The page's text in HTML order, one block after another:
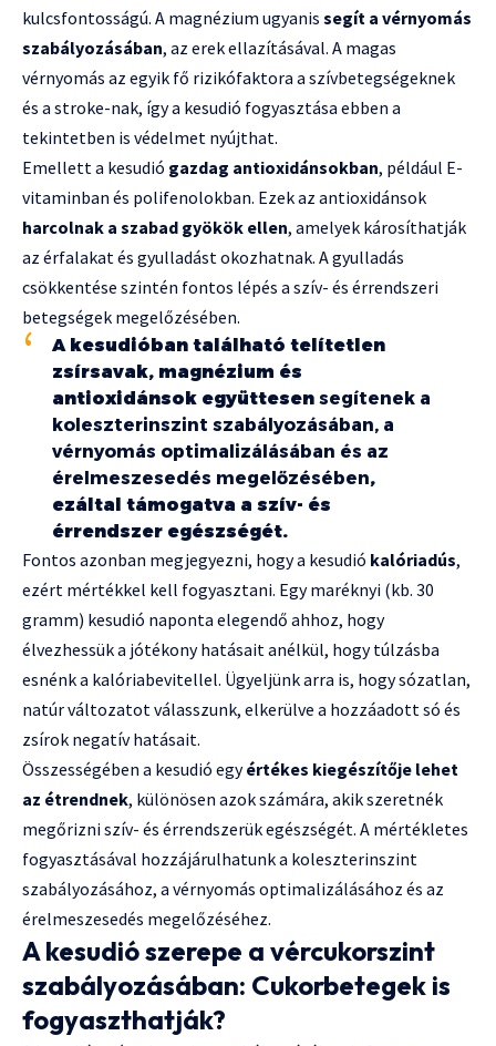
kulcsfontosságú. A magnézium ugyanis segít a vérnyomás
szabályozásában, az erek ellazításával. A magas
vérnyomás az egyik fő rizikófaktora a szívbetegségeknek
és a stroke-nak, így a kesudió fogyasztása ebben a
tekintetben is védelmet nyújthat.
Emellett a kesudió gazdag antioxidánsokban, például E-
vitaminban és polifenolokban. Ezek az antioxidánsok
harcolnak a szabad gyökök ellen, amelyek károsíthatják
az érfalakat és gyulladást okozhatnak. A gyulladás
csökkentése szintén fontos lépés a szív- és érrendszeri
betegségek megelőzésében.
A kesudióban található telítetlen
zsírsavak, magnézium és
antioxidánsok együttesen segítenek a
koleszterinszint szabályozásában, a
vérnyomás optimalizálásában és az
érelmeszesedés megelőzésében,
ezáltal támogatva a szív- és
érrendszer egészségét.
Fontos azonban megjegyezni, hogy a kesudió kalóriadús,
ezért mértékkel kell fogyasztani. Egy maréknyi (kb. 30
gramm) kesudió naponta elegendő ahhoz, hogy
élvezhessük a jótékony hatásait anélkül, hogy túlzásba
esnénk a kalóriabevitellel. Ügyeljünk arra is, hogy sózatlan,
natúr változatot válasszunk, elkerülve a hozzáadott só és
zsírok negatív hatásait.
Összességében a kesudió egyértékes kiegészítője lehet
az étrendnek, különösen azok számára, akik szeretnék
megőrizni szív- és érrendszerük egészségét. A mértékletes
fogyasztásával hozzájárulhatunk a koleszterinszint
szabályozásához, a vérnyomás optimalizálásához és az
érelmeszesedés megelőzéséhez.
A kesudió szerepe a vércukorszint
szabályozásában: Cukorbetegek is
fogyaszthatják?